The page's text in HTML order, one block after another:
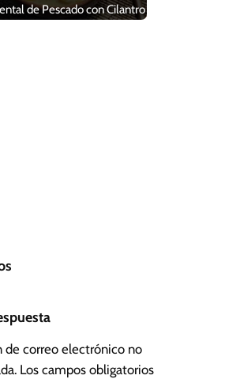
de Pescado con Cilantro
de correo electrónico no
Los campos obligatorios